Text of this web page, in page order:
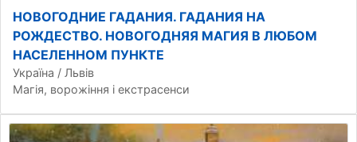
НОВОГОДНИЕ ГАДАНИЯ. ГАДАНИЯ НА
РОЖДЕСТВО. НОВОГОДНЯЯ МАГИЯ В ЛЮБОМ
НАСЕЛЕННОМ ПУНКТЕ
Україна / Львів
Магія, ворожіння і екстрасенси